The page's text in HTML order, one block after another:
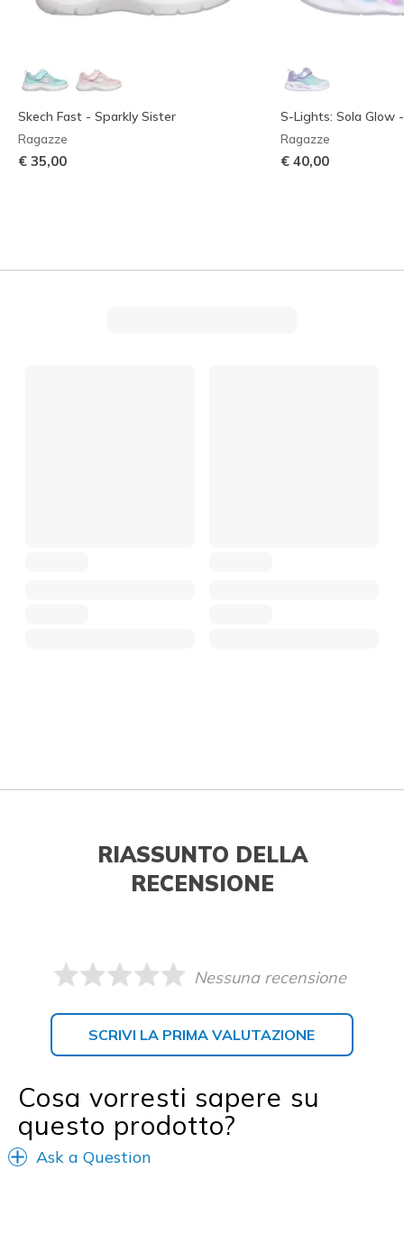
Skech Fast - Sparkly Sister
Ragazze
€ 35,00
S-Lights: Sola Glow
Ragazze
€ 40,00
RIASSUNTO DELLA
RECENSIONE
Nessuna recensione
SCRIVI LA PRIMA VALUTAZIONE
Cosa vorresti sapere su
questo prodotto?
Ask a Question